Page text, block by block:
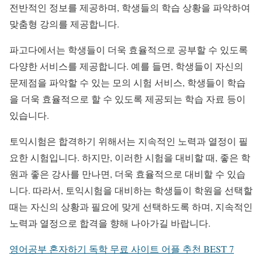
전반적인 정보를 제공하며, 학생들의 학습 상황을 파악하여
맞춤형 강의를 제공합니다.
파고다에서는 학생들이 더욱 효율적으로 공부할 수 있도록
다양한 서비스를 제공합니다. 예를 들면, 학생들이 자신의
문제점을 파악할 수 있는 모의 시험 서비스, 학생들이 학습
을 더욱 효율적으로 할 수 있도록 제공되는 학습 자료 등이
있습니다.
토익시험은 합격하기 위해서는 지속적인 노력과 열정이 필
요한 시험입니다. 하지만, 이러한 시험을 대비할 때, 좋은 학
원과 좋은 강사를 만나면, 더욱 효율적으로 대비할 수 있습
니다. 따라서, 토익시험을 대비하는 학생들이 학원을 선택할
때는 자신의 상황과 필요에 맞게 선택하도록 하며, 지속적인
노력과 열정으로 합격을 향해 나아가길 바랍니다.
영어공부 혼자하기 독학 무료 사이트 어플 추천 BEST 7